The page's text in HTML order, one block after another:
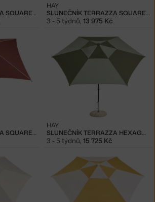
SLUNEČNÍK TERRAZZA SQUARE, GREEN SLUNEČNÍK TERRAZZA SQUARE, GREY
HAY
3 - 5 týdnů 13 975 Kč
SLUNEČNÍK TERRAZZA SQUARE, BURGUNDY SLUNEČNÍK TERRAZZA HEXAGON, GREEN
HAY
3 - 5 týdnů, 15 725 Kč